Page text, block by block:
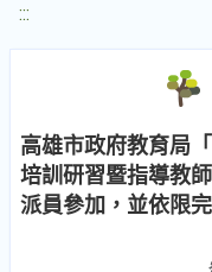
:::
高雄市政府教育局
培訓研習暨指導教
派員參加，並依限